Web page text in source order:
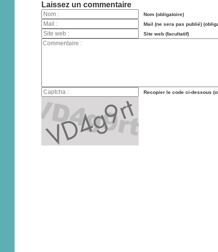
Laissez un commentaire
Nom (obligatoire)
Mail (ne sera pas publié)
Site web (facultatif)
Recopier le code ci-dessous